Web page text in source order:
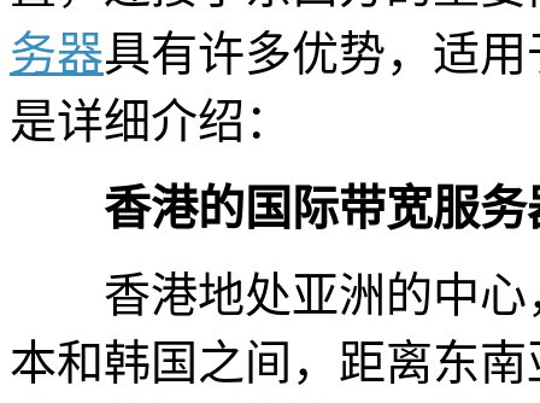
务器具有许多优势，适
是详细介绍：
香港的国际带宽服务
香港地处亚洲的中心
本和韩国之间，距离东